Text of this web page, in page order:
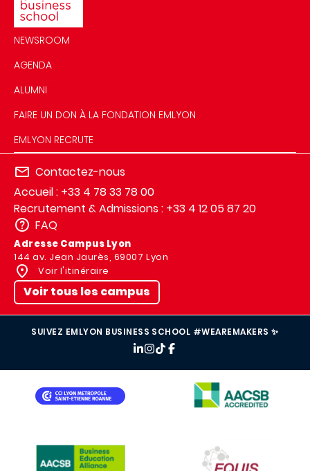
NEWSROOM
AGENDA
ALUMNI
FAIRE UN DON À LA FONDATION EMLYON
EMLYON RECRUTE
Contactez-nous
Accueil : +33 4 78 33 78 00
Recrutement & Admissions : +33 4 12 05 87 20
FAQ
Adresse Campus Lyon
144 av. Jean Jaurès, 69007 Lyon
Voir l'itinéraire
Voir tous les campus
SUIVEZ EMLYON BUSINESS SCHOOL #WEAREMAKERS ✨
IMAGE